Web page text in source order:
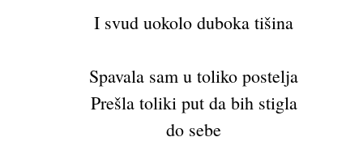
I svud uokolo duboka tišina
Spavala sam u toliko postelja
Prešla toliki put da bih stigla
do sebe